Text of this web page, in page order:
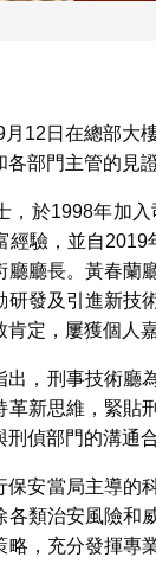
12日在總部大
部門主管的見
，於1998年加
經驗，並自
廳廳長。黃春蘭
發及引進新技
定，屢獲個人
出，刑事技術廳
革新思維，緊貼
偵部門的溝通
保安當局主導的
各類治安風險和
略，充分發揮專